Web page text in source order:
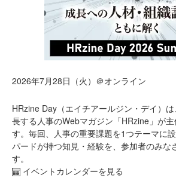
2026年7月28日（火）＠オンライン
HRzine Day（エイチアールジン・デイ）
長する人事のWebマガジン「HRzine」が
す。毎回、人事の重要課題を1つテーマに
パードが持つ知見・経験を、参加者のみな
す。
イベントカレンダーを見る